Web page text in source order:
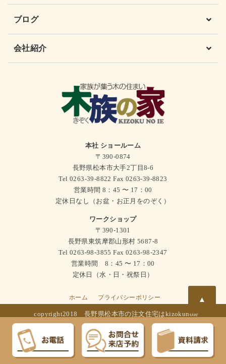
ブログ
会社紹介
本社 ショールーム
〒390-0874
長野県松本市大手2丁目8-6
Tel 0263-39-8822 Fax 0263-39-8823
営業時間 8：45 〜 17：00
定休日なし（お盆・お正月をのぞく）
ワークショップ
〒390-1301
長野県東筑摩郡山形村 5687-8
Tel 0263-98-3855 Fax 0263-98-2347
営業時間 8：45 〜 17：00
定休日（水・日・祝祭日）
ホーム プライバシーポリシー
copyright2018長野県松本市の注文住宅はkizokunoie
▲